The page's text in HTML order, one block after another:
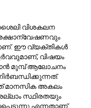
അവരുടെ
ആഴവും സൂക്ഷ്മമായ,
ഒരു അതുല്യമായ
തന്ത്രപരവുമായ
അനുവദിക്കുന്നു. ഈ
ചിന്തയും
വിംഗ് വിശ്വസ്തതയും